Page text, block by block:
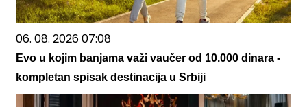
06. 08. 2026 07:08
Evo u kojim banjama važi vaučer od 10.000 dinara -
kompletan spisak destinacija u Srbiji